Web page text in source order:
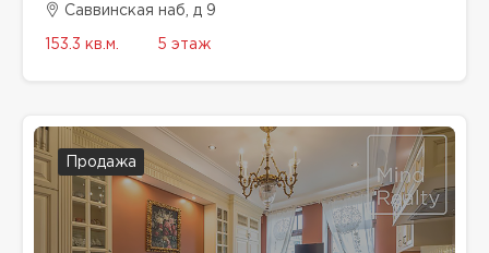
Саввинская наб, д 9
153.3 кв.м. 5 этаж
Продажа